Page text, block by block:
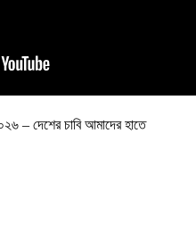
– দেশের চাবি আমাদের হাতে